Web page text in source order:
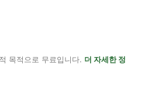
목적으로 무료입니다. 더 자세한 정